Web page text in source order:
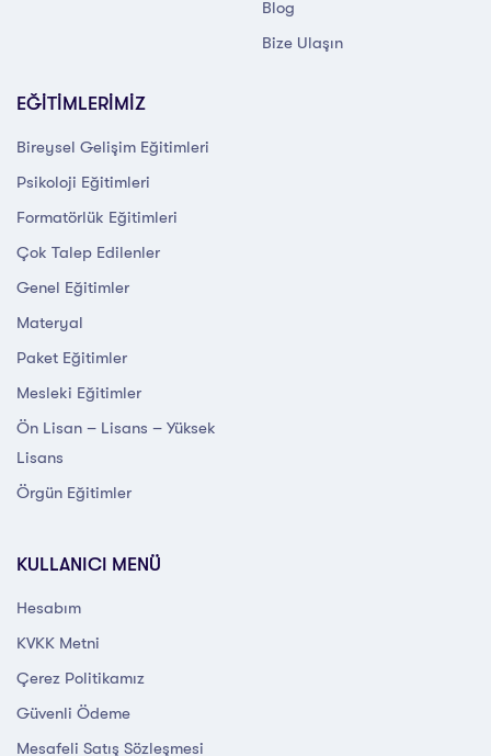
Blog
Bize Ulaşın
EĞİTİMLERİMİZ
Bireysel Gelişim Eğitimleri
Psikoloji Eğitimleri
Formatörlük Eğitimleri
Çok Talep Edilenler
Genel Eğitimler
Materyal
Paket Eğitimler
Mesleki Eğitimler
Ön Lisan – Lisans – Yüksek
Lisans
Örgün Eğitimler
KULLANICI MENÜ
Hesabım
KVKK Metni
Çerez Politikamız
Güvenli Ödeme
Mesafeli Satış Sözleşmesi